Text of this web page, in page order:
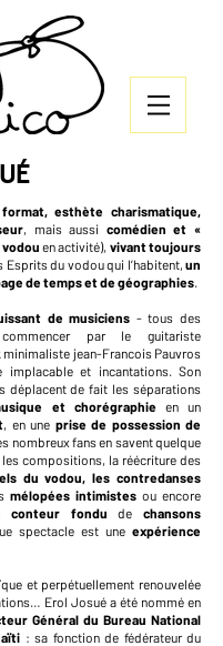
esthète charismatique,
, mais aussi comédien et «
en activité), vivant toujours
du vodou qui l’habitent, un
de temps et de géographies.
de musiciens - tous des
par le guitariste
minimaliste jean-Francois Pauvros
et incantations. Son
déplacent de fait les séparations
et chorégraphie en un
, en une prise de possession de
nombreux fans en savent quelque
compositions, la réécriture des
du vodou, lescontredanses
mélopées intimistes ou encore
conteur fondu dechansons
spectacle est une expérience
et perpétuellement renouvelée
Erol Josué a été nommé en
Général du Bureau National
: sa fonction de fédérateur du